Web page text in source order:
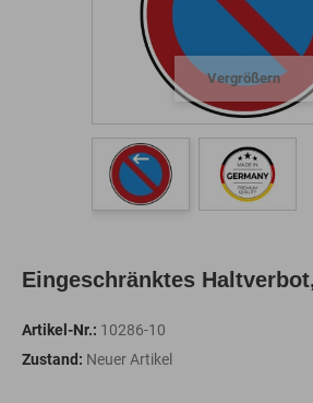
Vergrößern
Eingeschränktes
Artikel-Nr.: 10286-10
Zustand: Neuer Artikel